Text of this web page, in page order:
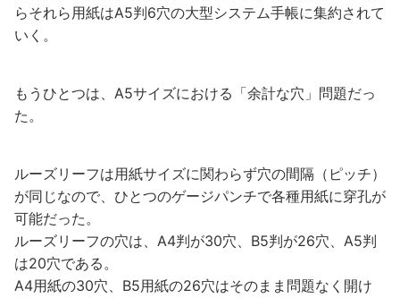
らそれら用紙はA5判6穴の大型システム手帳に集約されて
いく。
もうひとつは、A5サイズにおける「余計な穴」問題だっ
た。
ルーズリーフは用紙サイズに関わらず穴の間隔（ピッチ）
が同じなので、ひとつのゲージパンチで各種用紙に穿孔が
可能だった。
ルーズリーフの穴は、A4判が30穴、B5判が26穴、A5判
は20穴である。
A4用紙の30穴、B5用紙の26穴はそのまま問題なく開け